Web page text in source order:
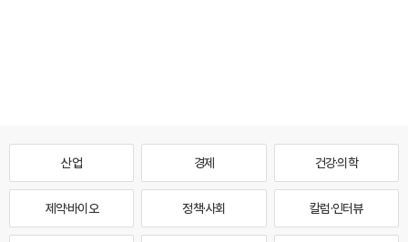
산업 경제 건강·의학
제약·바이오 정책·사회 칼럼·인터뷰